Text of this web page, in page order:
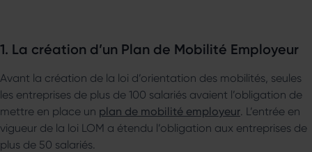
1. La création d’un Plan de Mobilité Employeur
Avant la création de la loi d’orientation des mobilités, seules
les entreprises de plus de 100 salariés avaient l’obligation de
mettre en place un plan de mobilité employeur . L’entrée en
vigueur de la loi LOM a étendu l’obligation aux entreprises de
plus de 50 salariés.